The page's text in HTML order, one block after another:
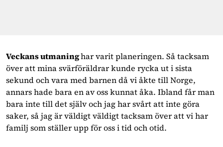
Veckans utmaninghar varit planeringen. Så tacksam
över att mina svärföräldrar kunde rycka ut i sista
sekund och vara med barnen då vi åkte till Norge,
annars hade bara en av oss kunnat åka. Ibland får man
bara inte till det själv och jag har svårt att inte göra
saker, så jag är väldigt väldigt tacksam över att vi har
familj som ställer upp för oss i tid och otid.